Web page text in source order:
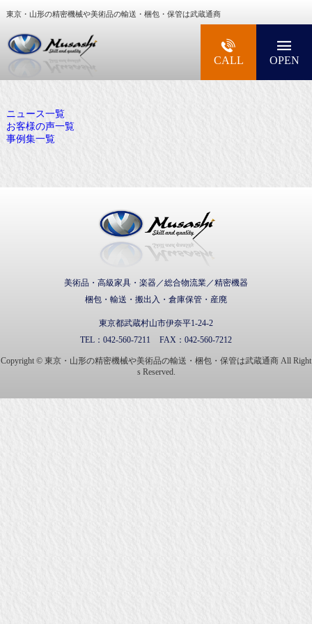
東京・山形の精密機械や美術品の輸送・梱包・保管は武蔵通商
大型精密機械・美術品・高級楽器の梱包・輸送
CALL OPEN
ニュース一覧
お客様の声一覧
事例集一覧
美術品・高級家具・楽器／総合物流業／精密機器
梱包・輸送・搬出入・倉庫保管・産廃
東京都武蔵村山市伊奈平1-24-2
TEL： 042-560-7211 FAX： 042-560-7212
Copyright © 東京・山形の精密機械や美術品の輸送・梱包・保管は武蔵通商 All Right
s Reserved.